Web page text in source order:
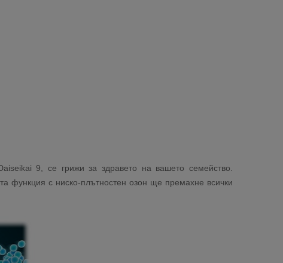
9, се грижи за здравето на вашето семейство.
функция с ниско-плътностен озон ще премахне всички